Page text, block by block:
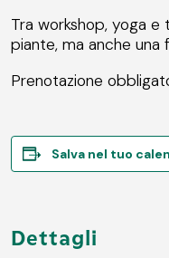
Tra workshop, yoga e
piante, ma anche una
Prenotazione
Salva nel tuo
Dettagli